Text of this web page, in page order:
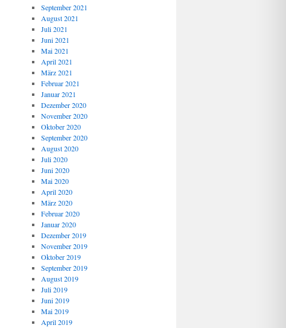
September 2021
August 2021
Juli 2021
Juni 2021
Mai 2021
April 2021
März 2021
Februar 2021
Januar 2021
Dezember 2020
November 2020
Oktober 2020
September 2020
August 2020
Juli 2020
Juni 2020
Mai 2020
April 2020
März 2020
Februar 2020
Januar 2020
Dezember 2019
November 2019
Oktober 2019
September 2019
August 2019
Juli 2019
Juni 2019
Mai 2019
April 2019